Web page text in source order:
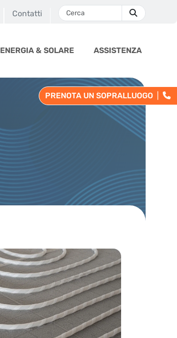
PRENOTA UN SOPRALLUOGO
Contatti
ENERGIA & SOLARE ASSISTENZA